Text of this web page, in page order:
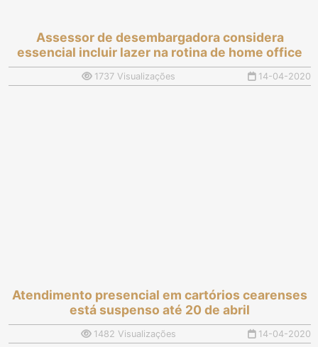
Assessor de desembargadora considera
essencial incluir lazer na rotina de home office
1737 Visualizações 14-04-2020
Atendimento presencial em cartórios cearenses
está suspenso até 20 de abril
1482 Visualizações 14-04-2020